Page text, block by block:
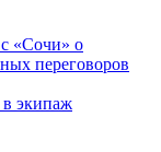
«Сочи» о
переговоров
в экипаж